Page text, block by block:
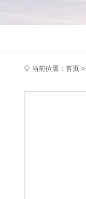
当前位置： 首页 >